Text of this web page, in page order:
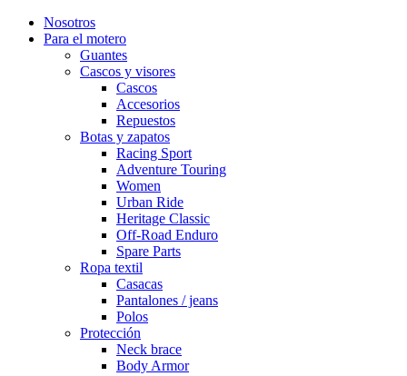
Nosotros
Para el motero
Guantes
Cascos y visores
Cascos
Accesorios
Repuestos
Botas y zapatos
Racing Sport
Adventure Touring
Women
Urban Ride
Heritage Classic
Off-Road Enduro
Spare Parts
Ropa textil
Casacas
Pantalones / jeans
Polos
Protección
Neck brace
Body Armor